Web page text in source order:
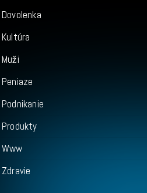
Dovolenka
Kultúra
Muži
Peniaze
Podnikanie
Produkty
Www
Zdravie